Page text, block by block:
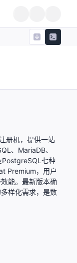
册机，提供一站
、MariaDB、
七种
Premium，用户
能。最新版本确
样化需求，是数